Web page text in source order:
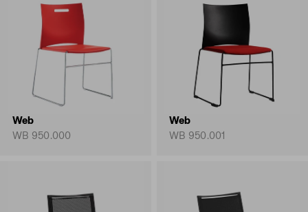
Web
WB 950.000
Web
WB 950.001